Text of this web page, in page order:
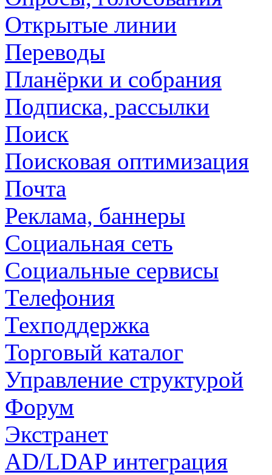
Открытые линии
Переводы
Планёрки и собрания
Подписка, рассылки
Поиск
Поисковая оптимизация
Почта
Реклама, баннеры
Социальная сеть
Социальные сервисы
Телефония
Техподдержка
Торговый каталог
Управление структурой
Форум
Экстранет
AD/LDAP интеграция